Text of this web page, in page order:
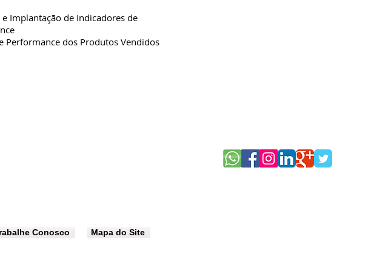
Implantação de Indicadores de
Performance dos Produtos Vendidos
Conosco Mapa do Site